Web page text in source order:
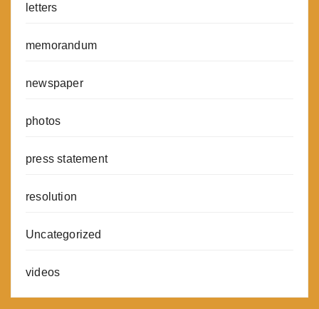
letters
memorandum
newspaper
photos
press statement
resolution
Uncategorized
videos